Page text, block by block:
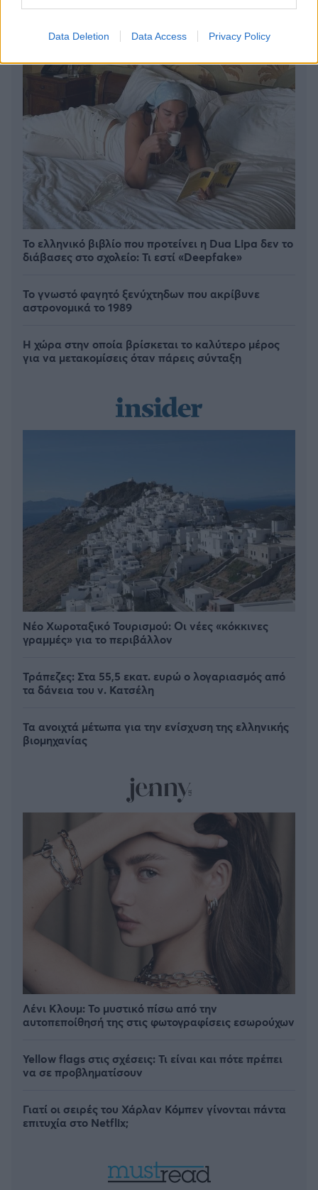
Data Deletion Data Access Privacy Policy
Το ελληνικό βιβλίο που προτείνει η Dua Lipa δεν το
διάβασες στο σχολείο: Τι εστί «Deepfake»
Το γνωστό φαγητό ξενύχτηδων που ακρίβυνε
αστρονομικά το 1989
Η χώρα στην οποία βρίσκεται το καλύτερο μέρος
για να μετακομίσεις όταν πάρεις σύνταξη
Νέο Χωροταξικό Τουρισμού: Οι νέες «κόκκινες
γραμμές» για το περιβάλλον
Τράπεζες: Στα 55,5 εκατ. ευρώ ο λογαριασμός από
τα δάνεια του ν. Κατσέλη
Τα ανοιχτά μέτωπα για την ενίσχυση της ελληνικής
βιομηχανίας
Λένι Κλουμ: Το μυστικό πίσω από την
αυτοπεποίθησή της στις φωτογραφίσεις εσωρούχων
Yellow flags στις σχέσεις: Τι είναι και πότε πρέπει
να σε προβληματίσουν
Γιατί οι σειρές του Χάρλαν Κόμπεν γίνονται πάντα
επιτυχία στο Netflix;